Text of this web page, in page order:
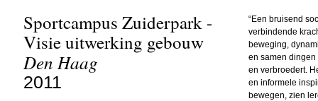
Sportcampus Zuiderpark -
Visie uitwerking gebouw
Den Haag
2011
“Een bruisend
verbindende
beweging,
en samen
en verbroedert.
en informele
bewegen, zien